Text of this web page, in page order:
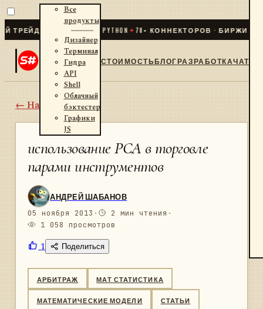
ДЛЯ .NET И PYTHON✦70 + КОННЕКТОРОВ · БИРЖИ ·
Все
продукты
Дизайнер
Терминал
Гидра
API
Shell
Облачный
бэктестер
Графики
JS
СТОИМОСТЬБЛОГРАЗРАБОТКАЧАТ
← Назад
использование PCA в торговле
парами инструментов
АНДРЕЙ ШАБАНОВ
05 ноября 2013 · 2 мин чтения ·
1 058 просмотров
1 Поделиться
АРБИТРАЖ МАТ СТАТИСТИКА
МАТЕМАТИЧЕСКИЕ МОДЕЛИ СТАТЬИ